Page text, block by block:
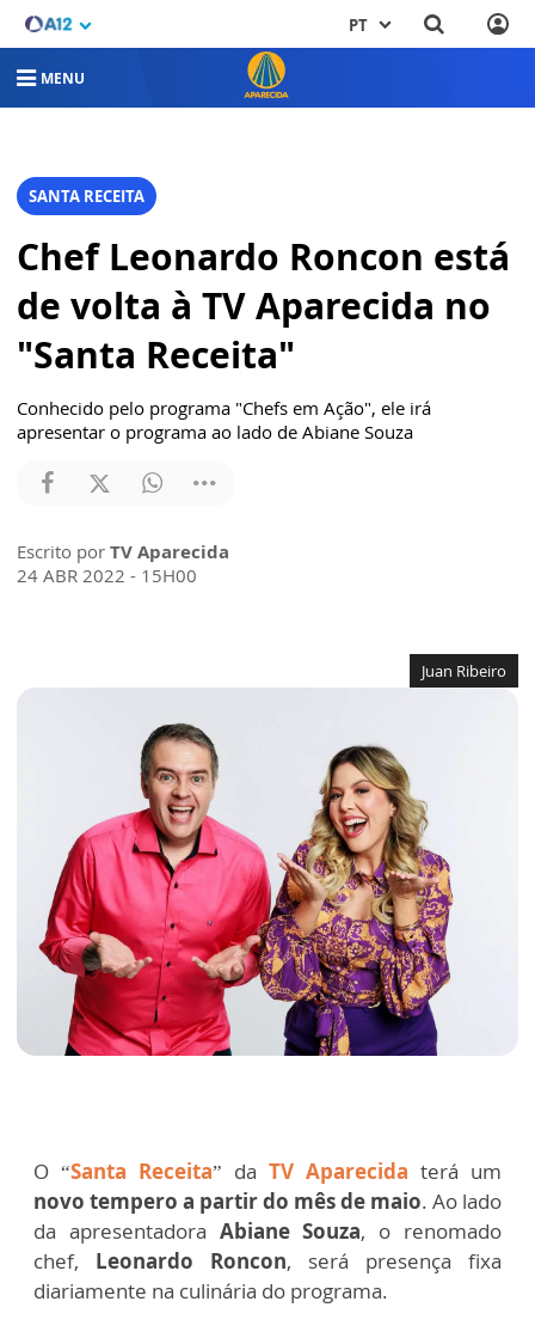
PT
MENU
SANTA RECEITA
Chef Leonardo Roncon está
de volta à TV Aparecida no
"Santa Receita"
Conhecido pelo programa "Chefs em Ação", ele irá
apresentar o programa ao lado de Abiane Souza
Escrito por TV Aparecida
24 ABR 2022 - 15H00
Juan Ribeiro
O “Santa Receita” da TV Aparecida terá um
novo tempero a partir do mês de maio. Ao lado
da apresentadora Abiane Souza, o renomado
chef, Leonardo Roncon, será presença fixa
diariamente na culinária do programa.